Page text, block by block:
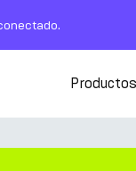
Productos